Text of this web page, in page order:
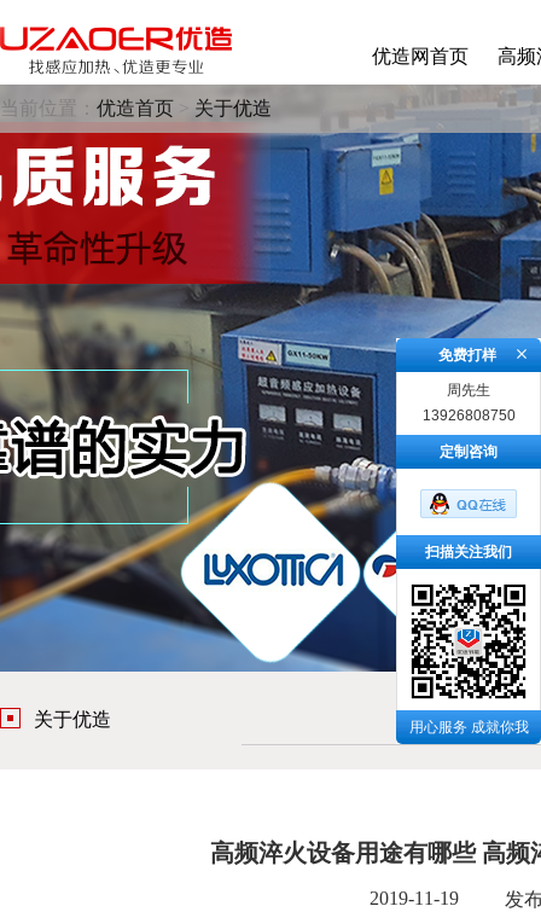
优造网首页 高频
当前位置： 优造首页 > 关于优造
关于优造
高频淬火设备用途有哪些 高
2019-11-19 发
免费打样
周先生
13926808750
定制咨询
扫描关注我们
用心服务 成就你我